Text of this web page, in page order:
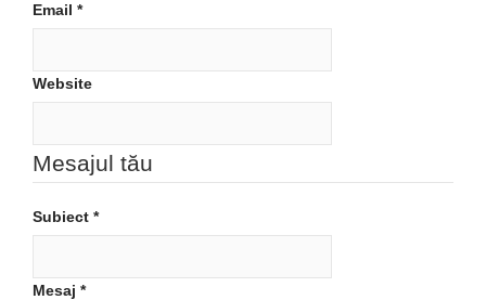
Email *
Website
Mesajul tău
Subiect *
Mesaj *